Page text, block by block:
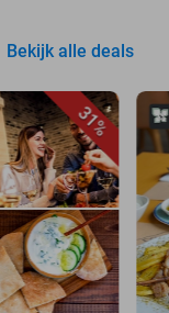
Bekijk alle deals
31%